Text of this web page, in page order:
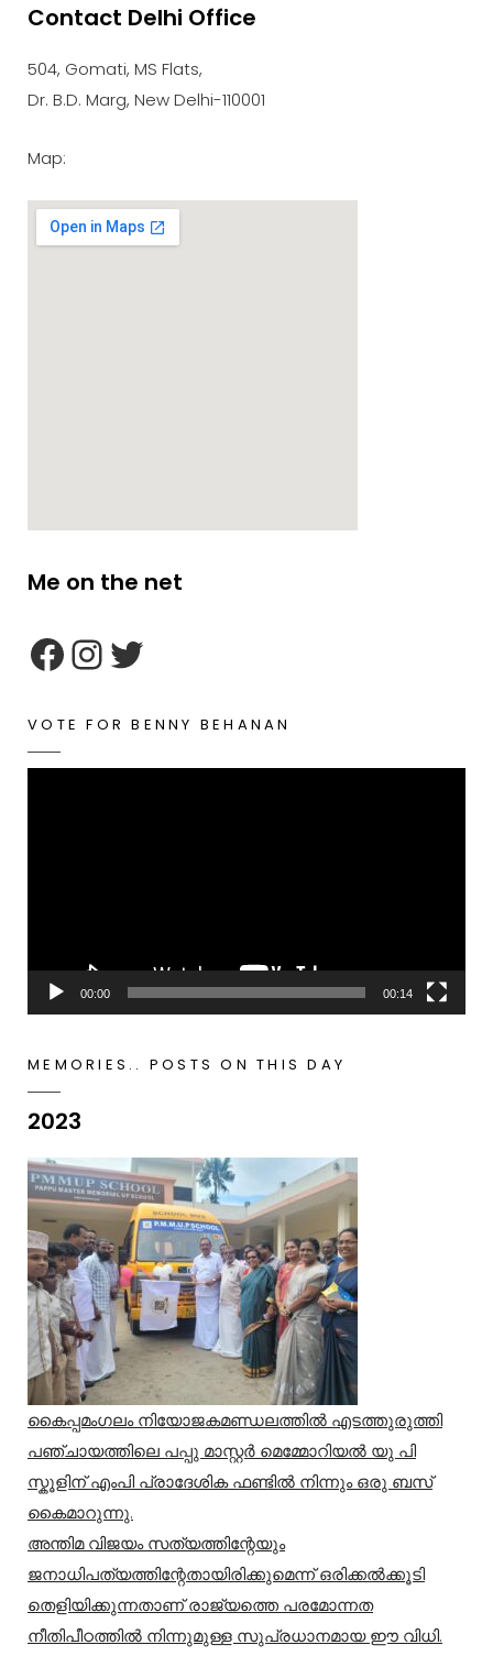
Contact Delhi Office
504, Gomati, MS Flats,
Dr. B.D. Marg, New Delhi-110001
Map:
google maps embed zoom
Me on the net
VOTE FOR BENNY BEHANAN
00:00 00:14
MEMORIES.. POSTS ON THIS DAY
2023
കൈപ്പമംഗലം നിയോജകമണ്ഡലത്തിൽ എടത്തുരുത്തി
പഞ്ചായത്തിലെ പപ്പു മാസ്റ്റർ മെമ്മോറിയൽ യു പി
സ്കൂളിന് എംപി പ്രാദേശിക ഫണ്ടിൽ നിന്നും ഒരു ബസ്
കൈമാറുന്നു.
അന്തിമ വിജയം സത്യത്തിന്റേയും
ജനാധിപത്യത്തിന്റേതായിരിക്കുമെന്ന് ഒരിക്കൽക്കൂടി
തെളിയിക്കുന്നതാണ് രാജ്യത്തെ പരമോന്നത
നീതിപീഠത്തിൽ നിന്നുമുള്ള സുപ്രധാനമായ ഈ വിധി.